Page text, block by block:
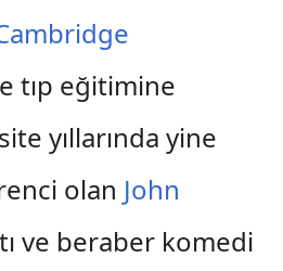
tıp eğitimine
yıllarında yine
olan John
ve beraber komedi